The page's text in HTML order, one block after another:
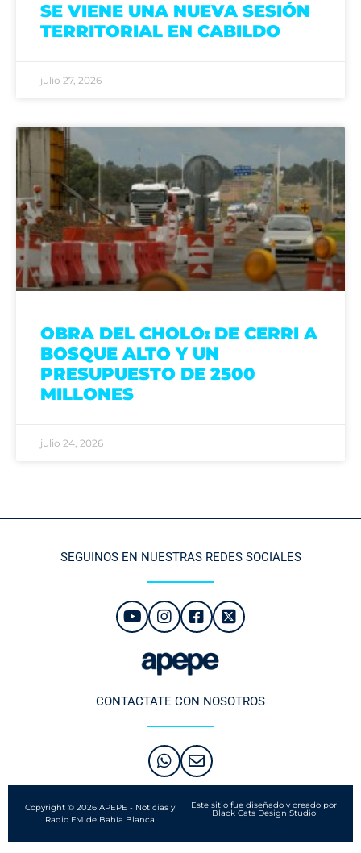
SE VIENE UNA NUEVA SESIÓN
TERRITORIAL EN CABILDO
julio 27, 2026
OBRA DEL CHOLO: DE CERRI A
BOSQUE ALTO Y UN
PRESUPUESTO DE 2500
MILLONES
julio 24, 2026
SEGUINOS EN NUESTRAS REDES SOCIALES
CONTACTATE CON NOSOTROS
Copyright © 2026 APEPE - Noticias y
Radio FM de Bahía Blanca
Este sitio fue diseñado y creado por
Black Cats Design Studio